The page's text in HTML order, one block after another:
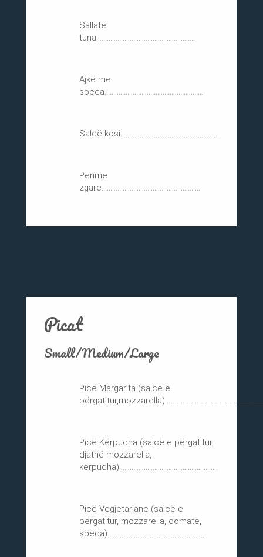
Sallatë
tuna........................................................
Ajkë me
speca........................................................
Salcë kosi........................................................
Perime
zgare........................................................
Picat
Small/Medium/Large
Picë Margarita (salcë e
përgatitur,mozzarella)........................................................
Picë Kërpudha (salcë e përgatitur,
djathë mozzarella,
kërpudha)........................................................
Picë Vegjetariane (salcë e
përgatitur, mozzarella, domate,
speca)........................................................